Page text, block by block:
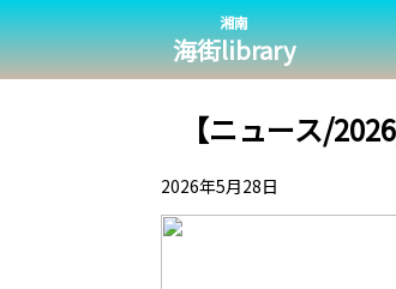
湘南
海街library
【ニュース/
2026年5月28日